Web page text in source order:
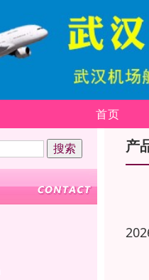
首页
产